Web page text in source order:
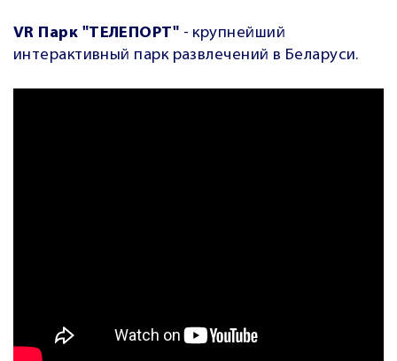
VR Парк "ТЕЛЕПОРТ" - крупнейший
интерактивный парк развлечений в Беларуси.